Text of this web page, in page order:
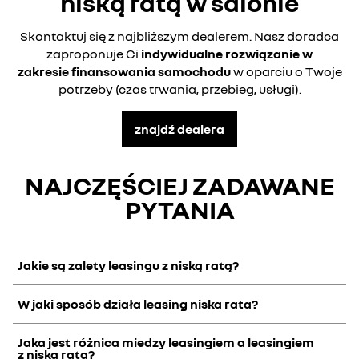
Skontaktuj się z najbliższym dealerem. Nasz doradca
zaproponuje Ci indywidualne rozwiązanie w
zakresie finansowania samochoduw oparciu o Twoje
potrzeby (czas trwania, przebieg, usługi).
znajdź dealera
NAJCZĘŚCIEJ ZADAWANE
PYTANIA
Jakie są zalety leasingu z niską ratą?
Opłata wstępna od 0% i stała miesięczna rata z pakietem
Dowiedz się więcej u najbliższego dealera >
W jaki sposób działa leasing niska rata?
Z wkładem własnym lub bez niego, dostosuj czas trwania i
przebieg do swoich potrzeb i budżetu. Po zakończeniu
Jaka jest różnica miedzy leasingiem a leasingiem
z niską ratą?